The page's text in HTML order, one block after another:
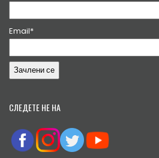
Email*
СЛЕДЕТЕ НЕ НА